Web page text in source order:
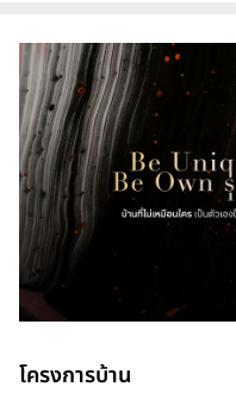
โครงการบ้าน